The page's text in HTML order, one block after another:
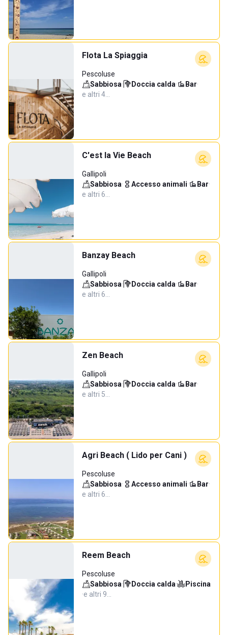
Flota La Spiaggia
Pescoluse
Sabbiosa· Doccia calda· Bar·
e altri 4…
C'est la Vie Beach
Gallipoli
Sabbiosa· Accesso animali· Bar·
e altri 6…
Banzay Beach
Gallipoli
Sabbiosa· Doccia calda· Bar·
e altri 6…
Zen Beach
Gallipoli
Sabbiosa· Doccia calda· Bar·
e altri 5…
Agri Beach ( Lido per Cani )
Pescoluse
Sabbiosa· Accesso animali· Bar·
e altri 6…
Reem Beach
Pescoluse
Sabbiosa· Doccia calda·
Piscina
·e altri 9…